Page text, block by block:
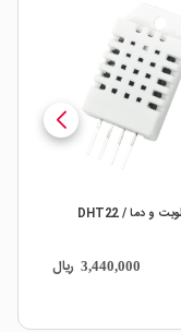
سنسور رطوبت و دما DHT22 /
3,440,000 ریال